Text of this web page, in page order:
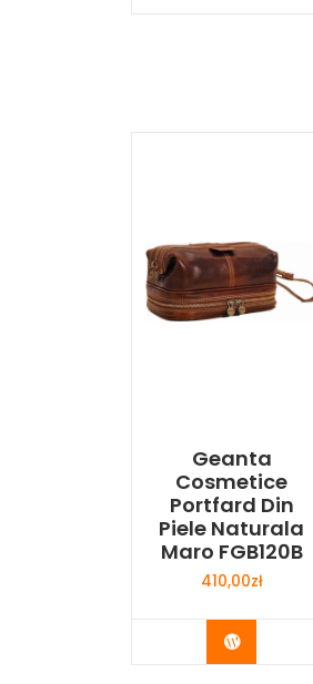
Geanta
Cosmetice
Portfard Din
Piele Naturala
Maro FGB120B
410,00zł
Buy Now